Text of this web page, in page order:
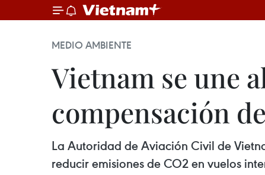
MEDIO AMBIENTE
Vietnam se une
compensación
La Autoridad de Aviación Civil de
reducir emisiones de CO2 en vuelos